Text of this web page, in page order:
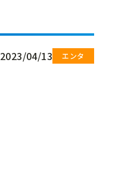
2023/04/13